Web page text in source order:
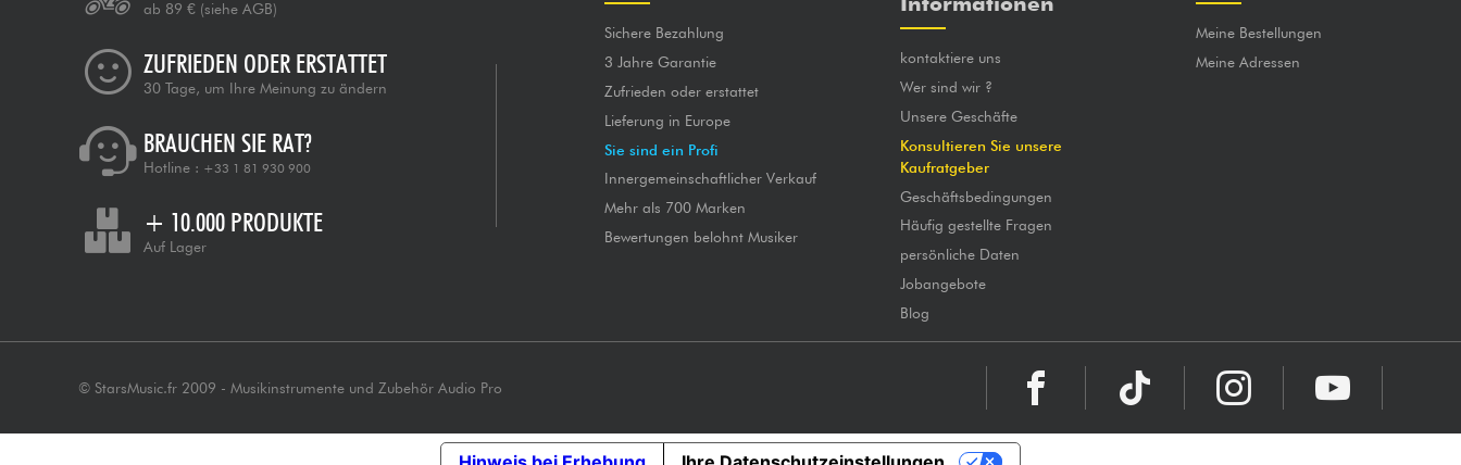
ab 89 € (siehe AGB)
ZUFRIEDEN ODER ERSTATTET
30 Tage, um Ihre Meinung zu ändern
BRAUCHEN SIE RAT?
Hotline : +33 1 81 930 900
+ 10.000 PRODUKTE
Auf Lager
Sichere Bezahlung
3 Jahre Garantie
Zufrieden oder erstattet
Lieferung in Europe
Sie sind ein Profi
Innergemeinschaftlicher Verkauf
Mehr als 700 Marken
Bewertungen belohnt Musiker
kontaktiere uns
Wer sind wir ?
Unsere Geschäfte
Konsultieren Sie unsere
Kaufratgeber
Geschäftsbedingungen
Häufig gestellte Fragen
persönliche Daten
Jobangebote
Blog
Meine Bestellungen
Meine Adressen
© StarsMusic.fr 2009 - Musikinstrumente und Zubehör Audio Pro